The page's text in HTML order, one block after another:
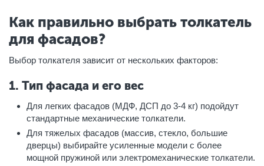
Как правильно выбрать толкатель
для фасадов?
Выбор толкателя зависит от нескольких факторов:
1. Тип фасада и его вес
Для легких фасадов (МДФ, ДСП до 3-4 кг) подойдут
стандартные механические толкатели.
Для тяжелых фасадов (массив, стекло, большие
дверцы) выбирайте усиленные модели с более
мощной пружиной или электромеханические толкатели.